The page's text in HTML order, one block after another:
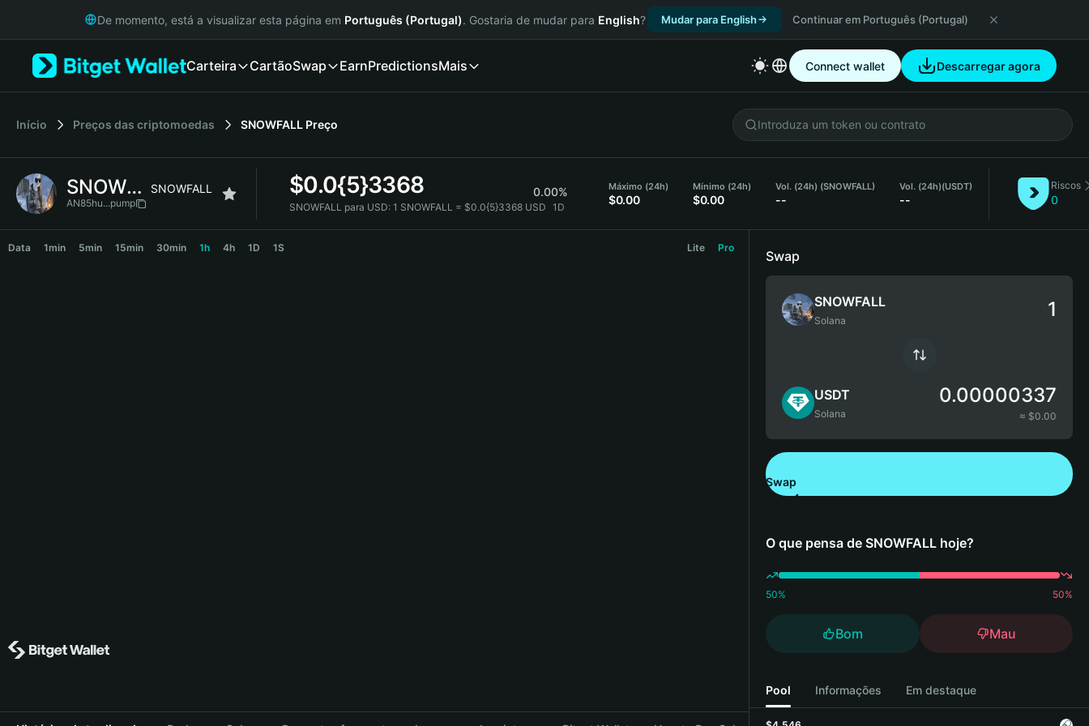
Русский
Italiano
简体中文
繁體中文
Bahasa Indonesia
De momento, está a visualizar esta página em Português (Portugal). Gostaria de mudar para English? Mudar para English Continuar em Português (Portugal)
Carteira CartãoSwap EarnPredictionsMais Connect wallet Descarregar agora
Início Preços das criptomoedas SNOWFALL Preço
SNOWFALL SNOWFALL
AN85hu...pump
$0.0{5}3368 0.00%
SNOWFALL para USD: 1 SNOWFALL = $0.0{5}3368 USD 1D
Máximo (24h)
$0.00
Mínimo (24h)
$0.00
Vol. (24h) (SNOWFALL)
--
Vol. (24h)(USDT)
--
Riscos
0
Data 1min 5min 15min 30min 1h 4h 1D 1S Lite Pro
Swap
SNOWFALL
Solana
USDT
Solana
0.00000337
≈ $0.00
Swap
O que pensa de SNOWFALL hoje?
50% 50%
Bom Mau
Pool Informações Em destaque